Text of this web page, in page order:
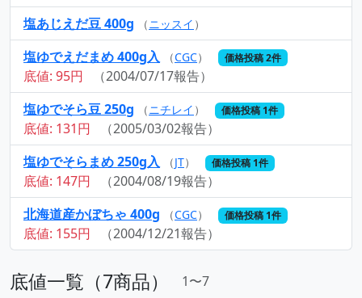
塩あじえだ豆 400g
（ニッスイ ）
塩ゆでえだまめ 400g入 （CGC） 価格投稿 2件
底値: 95円
（2004/07/17報告）
塩ゆでそら豆 250g
（ニチレイ ） 価格投稿 1件
底値: 131円
（2005/03/02報告）
塩ゆでそらまめ 250g入
（JT） 価格投稿 1件
底値: 147円
（2004/08/19報告）
北海道産かぼちゃ 400g
（CGC） 価格投稿 1件
底値: 155円 （2004/12/21報告）
底値一覧（7商品） 1〜7